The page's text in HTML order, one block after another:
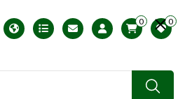
version
Télállósági zónák
Nyomtatható ABC árjegyzék
Profilom
0 0